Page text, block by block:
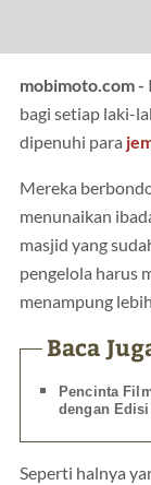
mobimoto.com -
bagi setiap laki-
dipenuhi para
Mereka
menunaikan
masjid yang
pengelola harus
menampung
Baca
Pencinta
dengan
Seperti halnya